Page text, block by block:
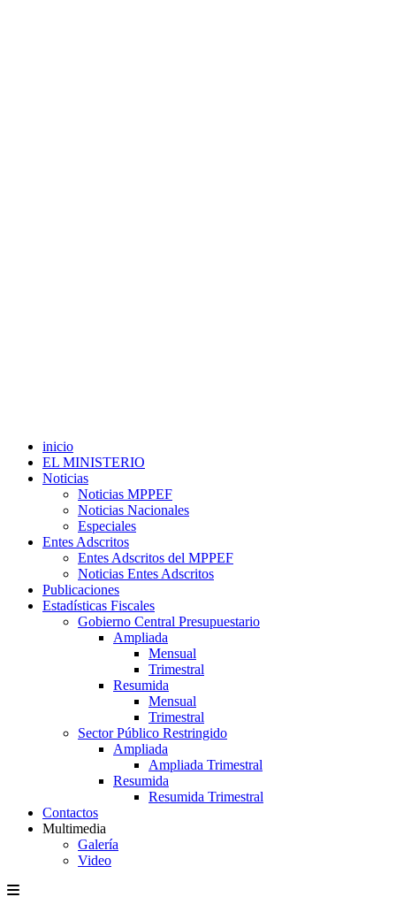
inicio
EL MINISTERIO
Noticias
Noticias MPPEF
Noticias Nacionales
Especiales
Entes Adscritos
Entes Adscritos del MPPEF
Noticias Entes Adscritos
Publicaciones
Estadísticas Fiscales
Gobierno Central Presupuestario
Ampliada
Mensual
Trimestral
Resumida
Mensual
Trimestral
Sector Público Restringido
Ampliada
Ampliada Trimestral
Resumida
Resumida Trimestral
Contactos
Multimedia
Galería
Video